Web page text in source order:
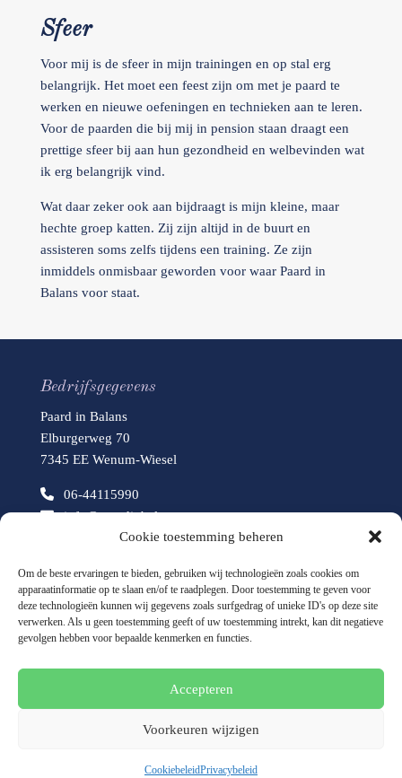
Cookie toestemming beheren
Om de beste ervaringen te bieden, gebruiken wij technologieën zoals cookies om
apparaatinformatie op te slaan en/of te raadplegen. Door toestemming te geven voor
deze technologieën kunnen wij gegevens zoals surfgedrag of unieke ID's op deze site
verwerken. Als u geen toestemming geeft of uw toestemming intrekt, kan dit negatieve
gevolgen hebben voor bepaalde kenmerken en functies.
Accepteren
Voorkeuren wijzigen
CookiebeleidPrivacybeleid
Sfeer
Voor mij is de sfeer in mijn trainingen en op stal erg
belangrijk. Het moet een feest zijn om met je paard te
werken en nieuwe oefeningen en technieken aan te leren.
Voor de paarden die bij mij in pension staan draagt een
prettige sfeer bij aan hun gezondheid en welbevinden wat
ik erg belangrijk vind.
Wat daar zeker ook aan bijdraagt is mijn kleine, maar
hechte groep katten. Zij zijn altijd in de buurt en
assisteren soms zelfs tijdens een training. Ze zijn
inmiddels onmisbaar geworden voor waar Paard in
Balans voor staat.
Bedrijfsgegevens
Paard in Balans
Elburgerweg 70
7345 EE Wenum-Wiesel
06-44115990
info@paardinbalans.com
Privacybeleid
Bloom